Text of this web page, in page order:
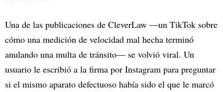
Una de las publicaciones de CleverLaw —un TikTok sobre
cómo una medición de velocidad mal hecha terminó
anulando una multa de tránsito— se volvió viral. Un
usuario le escribió a la firma por Instagram para preguntar
si el mismo aparato defectuoso había sido el que le marcó